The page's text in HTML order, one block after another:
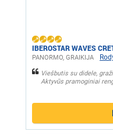
IBEROSTAR WAVES
PANORMO, GRAIKIJA
Viešbutis su didele,
Aktyvūs pramoginiai